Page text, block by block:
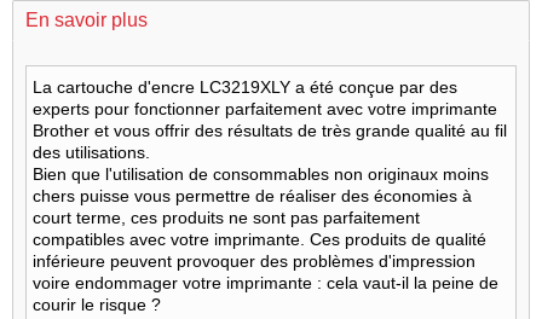
En savoir plus
La cartouche d'encre LC3219XLY a été conçue par des
experts pour fonctionner parfaitement avec votre imprimante
Brother et vous offrir des résultats de très grande qualité au fil
des utilisations.
Bien que l'utilisation de consommables non originaux moins
chers puisse vous permettre de réaliser des économies à
court terme, ces produits ne sont pas parfaitement
compatibles avec votre imprimante. Ces produits de qualité
inférieure peuvent provoquer des problèmes d'impression
voire endommager votre imprimante : cela vaut-il la peine de
courir le risque ?